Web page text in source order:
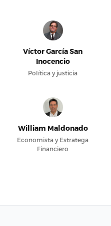
Víctor García San
Inocencio
Política y justicia
William Maldonado
Economista y Estratega
Financiero